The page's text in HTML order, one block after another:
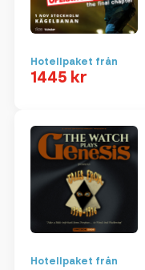
Hotellpaket från
1445 kr
Hotellpaket från